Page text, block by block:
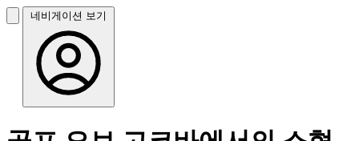
네비게이션 보기